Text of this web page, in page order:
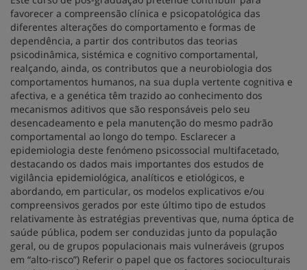
favorecer a compreensão clínica e psicopatológica das
diferentes alterações do comportamento e formas de
dependência, a partir dos contributos das teorias
psicodinâmica, sistémica e cognitivo comportamental,
realçando, ainda, os contributos que a neurobiologia dos
comportamentos humanos, na sua dupla vertente cognitiva e
afectiva, e a genética têm trazido ao conhecimento dos
mecanismos aditivos que são responsáveis pelo seu
desencadeamento e pela manutenção do mesmo padrão
comportamental ao longo do tempo. Esclarecer a
epidemiologia deste fenómeno psicossocial multifacetado,
destacando os dados mais importantes dos estudos de
vigilância epidemiológica, analíticos e etiológicos, e
abordando, em particular, os modelos explicativos e/ou
compreensivos gerados por este último tipo de estudos
relativamente às estratégias preventivas que, numa óptica de
saúde pública, podem ser conduzidas junto da população
geral, ou de grupos populacionais mais vulneráveis (grupos
em “alto-risco”) Referir o papel que os factores socioculturais